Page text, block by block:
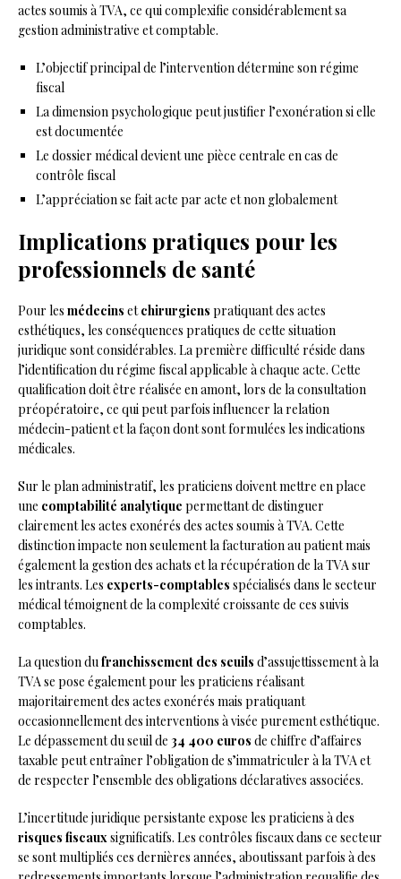
actes soumis à TVA, ce qui complexifie considérablement sa
gestion administrative et comptable.
L’objectif principal de l’intervention détermine son régime
fiscal
La dimension psychologique peut justifier l’exonération si elle
est documentée
Le dossier médical devient une pièce centrale en cas de
contrôle fiscal
L’appréciation se fait acte par acte et non globalement
Implications pratiques pour les
professionnels de santé
Pour les médecins etchirurgiens pratiquant des actes
esthétiques, les conséquences pratiques de cette situation
juridique sont considérables. La première difficulté réside dans
l’identification du régime fiscal applicable à chaque acte. Cette
qualification doit être réalisée en amont, lors de la consultation
préopératoire, ce qui peut parfois influencer la relation
médecin-patient et la façon dont sont formulées les indications
médicales.
Sur le plan administratif, les praticiens doivent mettre en place
une comptabilité analytique permettant de distinguer
clairement les actes exonérés des actes soumis à TVA. Cette
distinction impacte non seulement la facturation au patient mais
également la gestion des achats et la récupération de la TVA sur
les intrants. Les experts-comptables spécialisés dans le secteur
médical témoignent de la complexité croissante de ces suivis
comptables.
La question dufranchissement des seuils d’assujettissement à la
TVA se pose également pour les praticiens réalisant
majoritairement des actes exonérés mais pratiquant
occasionnellement des interventions à visée purement esthétique.
Le dépassement du seuil de 34 400 euros de chiffre d’affaires
taxable peut entraîner l’obligation de s’immatriculer à la TVA et
de respecter l’ensemble des obligations déclaratives associées.
L’incertitude juridique persistante expose les praticiens à des
risques fiscaux significatifs. Les contrôles fiscaux dans ce secteur
se sont multipliés ces dernières années, aboutissant parfois à des